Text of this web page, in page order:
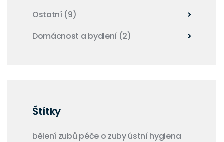
Ostatní (9)
Domácnost a bydlení (2)
Štítky
bělení zubů péče o zubyústní hygiena